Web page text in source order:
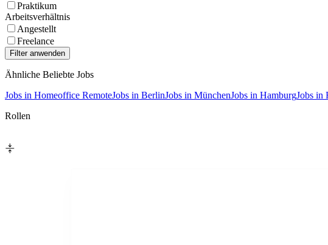
Praktikum
Arbeitsverhältnis
Angestellt
Freelance
Ähnliche Beliebte Jobs
Jobs in Homeoffice RemoteJobs in BerlinJobs in MünchenJobs in HamburgJobs in
Rollen